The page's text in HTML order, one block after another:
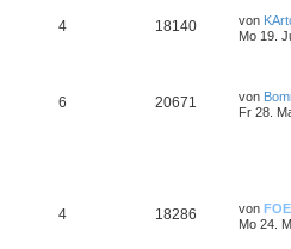
4 18140 von
Mo 19.
6 20671 von
Fr 28.
4 18286 von FOE
Mo 24.